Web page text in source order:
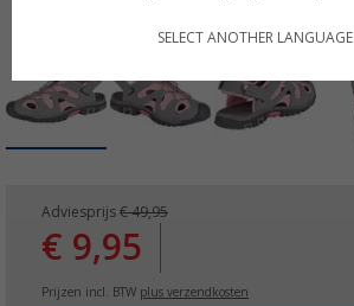
Adviesprijs € 49,95
€ 9,95
Prijzen incl. BTW plus verzendkosten
SELECT ANOTHER LANGUAGE